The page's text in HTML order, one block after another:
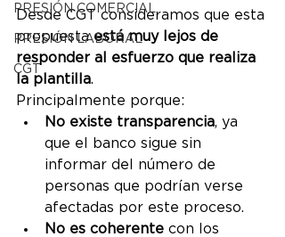
PRESIÓN COMERCIAL
PRESIÓN LABORAL
CGT
Desde CGT consideramos que esta
propuesta está muy lejos de
responder al esfuerzo que realiza
la plantilla.
Principalmente porque:
No existe transparencia, ya
que el banco sigue sin
informar del número de
personas que podrían verse
afectadas por este proceso.
No es coherente con los